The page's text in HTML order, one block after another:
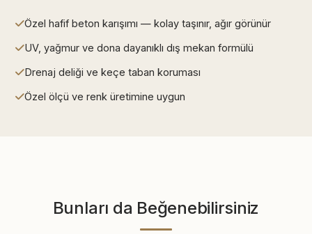
Özel hafif beton karışımı — kolay taşınır, ağır görünür
UV, yağmur ve dona dayanıklı dış mekan formülü
Drenaj deliği ve keçe taban koruması
Özel ölçü ve renk üretimine uygun
Bunları da Beğenebilirsiniz